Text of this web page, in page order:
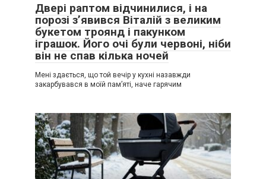
Двері раптом відчинилися, і на
порозі з’явився Віталій з великим
букетом троянд і пакунком
іграшок. Його очі були червоні, ніби
він не спав кілька ночей
Мені здається, що той вечір у кухні назавжди
закарбувався в моїй пам’яті, наче гарячим